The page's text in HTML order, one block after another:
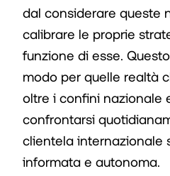
dal considerare queste
calibrare le proprie
funzione di esse.
modo per quelle realtà
oltre i confini nazionale
confrontarsi
clientela internazionale
informata e autonoma.